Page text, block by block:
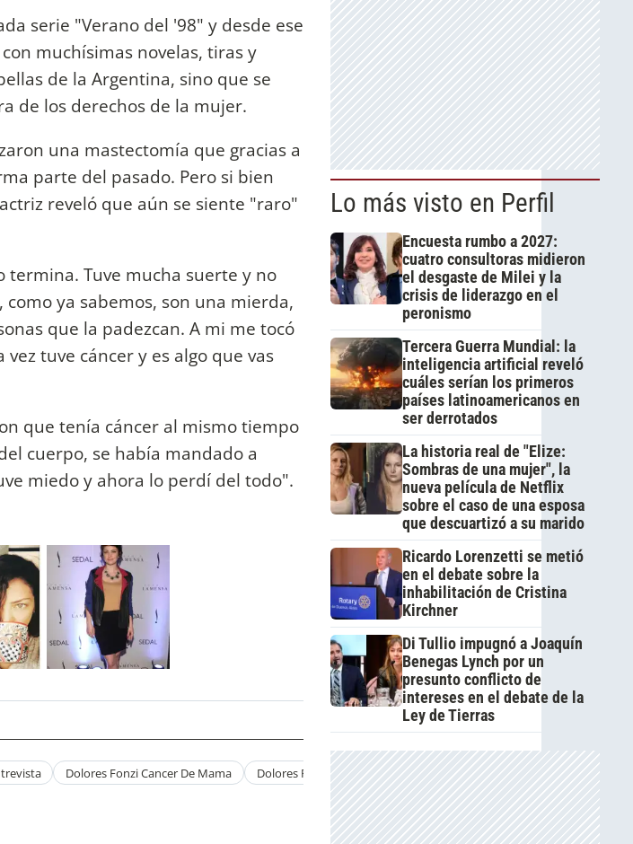
serie "Verano del '98" y desde ese
muchísimas novelas, tiras y
de la Argentina, sino que se
de los derechos de la mujer.
una mastectomía que gracias a
parte del pasado. Pero si bien
reveló que aún se siente "raro"
termina. Tuve mucha suerte y no
ya sabemos, son una mierda,
que la padezcan. A mi me tocó
tuve cáncer y es algo que vas
que tenía cáncer al mismo tiempo
cuerpo, se había mandado a
miedo y ahora lo perdí del todo".
Dolores Fonzi Cancer De Mama Dolores Fonzi Series Dolores Fonzi Pareja Dolores Fonzi
Lo más visto en Perfil
Encuesta rumbo a 2027:
cuatro consultoras midieron
el desgaste de Milei y la
crisis de liderazgo en el
peronismo
Tercera Guerra Mundial: la
inteligencia artificial reveló
cuáles serían los primeros
países latinoamericanos en
ser derrotados
La historia real de "Elize:
Sombras de una mujer", la
nueva película de Netflix
sobre el caso de una esposa
que descuartizó a su marido
Ricardo Lorenzetti se metió
en el debate sobre la
inhabilitación de Cristina
Kirchner
Di Tullio impugnó a Joaquín
Benegas Lynch por un
presunto conflicto de
intereses en el debate de la
Ley de Tierras